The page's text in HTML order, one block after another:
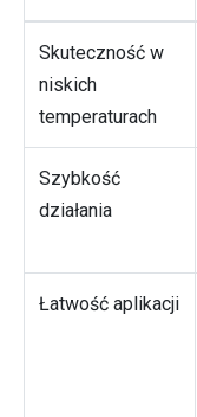
Skuteczność w
niskich
temperaturach
Szybkość
działania
Łatwość aplikacji